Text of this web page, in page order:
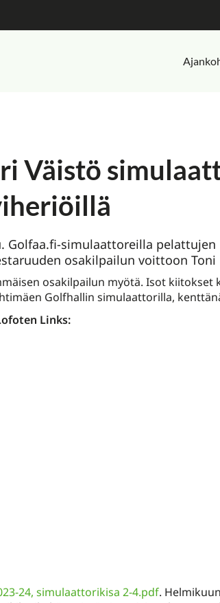
Väistö
simulaattoreilla
osakilpailun voittoon Toni
osakilpailun myötä. Isot
Golfhallin simulaattorilla,
Links:
24, simulaattorikisa 2-4.pdf.